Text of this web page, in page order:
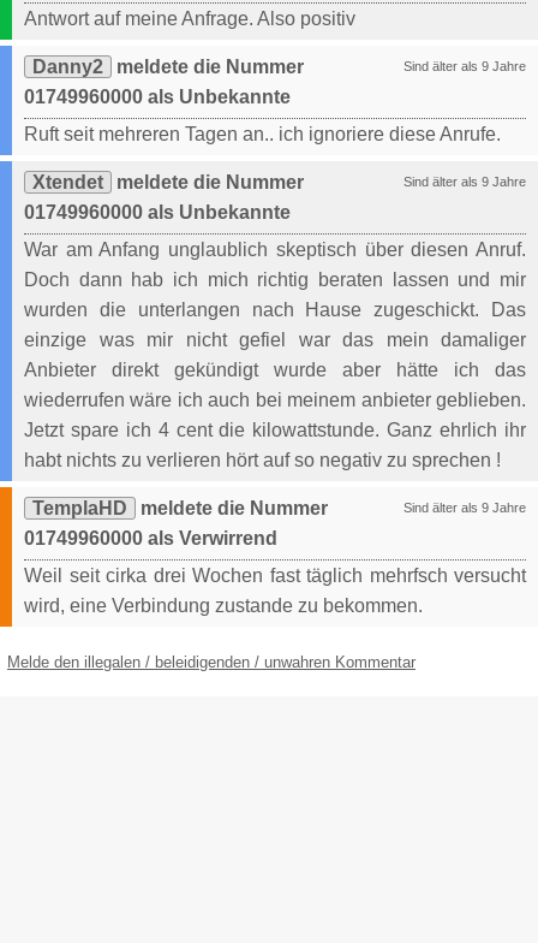
Antwort auf meine Anfrage. Also positiv
Sind älter als 9 Jahre
Danny2
meldete die Nummer
01749960000 als Unbekannte
Ruft seit mehreren Tagen an.. ich ignoriere diese Anrufe.
Sind älter als 9 Jahre
Xtendet
meldete die Nummer
01749960000 als Unbekannte
War am Anfang unglaublich skeptisch über diesen Anruf.
Doch dann hab ich mich richtig beraten lassen und mir
wurden die unterlangen nach Hause zugeschickt. Das
einzige was mir nicht gefiel war das mein damaliger
Anbieter direkt gekündigt wurde aber hätte ich das
wiederrufen wäre ich auch bei meinem anbieter geblieben.
Jetzt spare ich 4 cent die kilowattstunde. Ganz ehrlich ihr
habt nichts zu verlieren hört auf so negativ zu sprechen !
Sind älter als 9 Jahre
TemplaHD
meldete die Nummer
01749960000 als Verwirrend
Weil seit cirka drei Wochen fast täglich mehrfsch versucht
wird, eine Verbindung zustande zu bekommen.
Melde den illegalen / beleidigenden / unwahren Kommentar